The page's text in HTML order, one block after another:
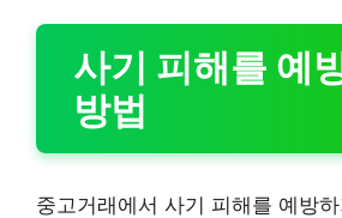
사기 피해를 예
방법
중고거래에서 사기 피해를 예방